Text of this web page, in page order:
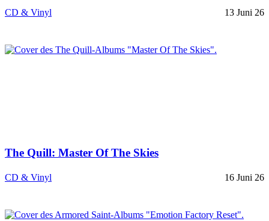
CD & Vinyl 13 Juni 26
The Quill: Master Of The Skies
CD & Vinyl 16 Juni 26